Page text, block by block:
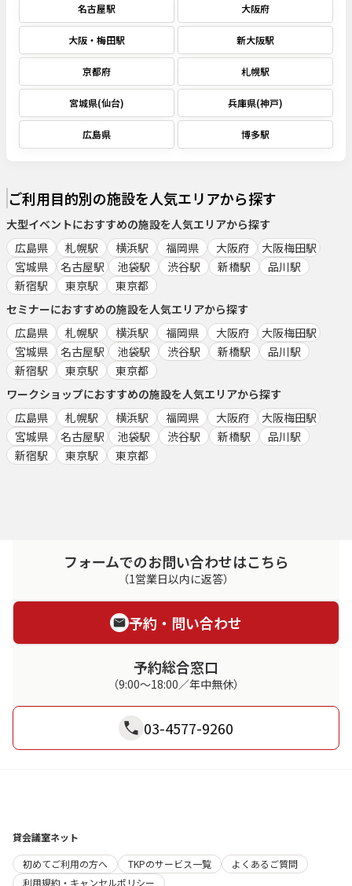
名古屋駅 大阪府
大阪・梅田駅 新大阪駅
京都府 札幌駅
宮城県(仙台) 兵庫県(神戸)
広島県 博多駅
ご利用目的別の施設を人気エリアから探す
大型イベントにおすすめの施設を人気エリアから探す
広島県
札幌駅 横浜駅 福岡県 大阪府
大阪梅田駅
宮城県
名古屋駅 池袋駅 渋谷駅 新橋駅
品川駅
新宿駅
東京駅
東京都
セミナーにおすすめの施設を人気エリアから探す
広島県
札幌駅 横浜駅 福岡県 大阪府
大阪梅田駅
宮城県
名古屋駅 池袋駅 渋谷駅 新橋駅
品川駅
新宿駅
東京駅
東京都
ワークショップにおすすめの施設を人気エリアから探す
広島県
札幌駅 横浜駅 福岡県 大阪府
大阪梅田駅
宮城県
名古屋駅 池袋駅 渋谷駅 新橋駅
品川駅
新宿駅
東京駅 東京都
フォームでのお問い合わせはこちら
（1営業日以内に返答）
予約・問い合わせ
予約総合窓口
（9:00～18:00／年中無休）
03-4577-9260
貸会議室ネット
初めてご利用の方へ
TKPのサービス一覧
よくあるご質問
利用規約・キャンセルポリシー